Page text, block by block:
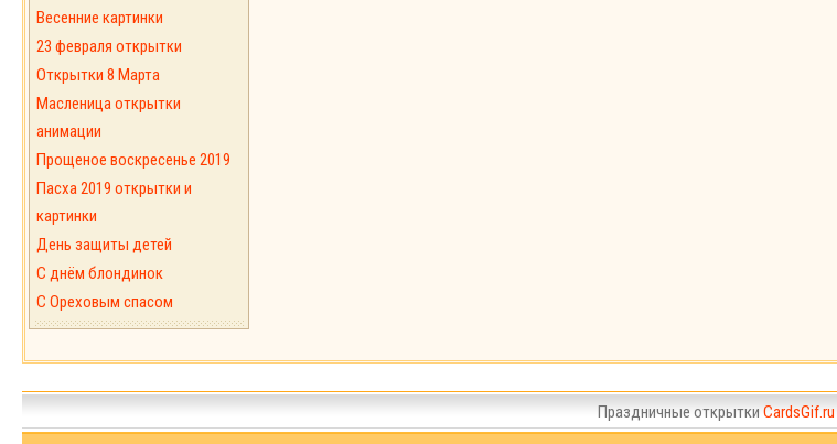
Весенние картинки
23 февраля открытки
Открытки 8 Марта
Масленица открытки
анимации
Прощеное воскресенье 2019
Пасха 2019 открытки и
картинки
День защиты детей
С днём блондинок
С Ореховым спасом
Праздничные открытки CardsGif.ru